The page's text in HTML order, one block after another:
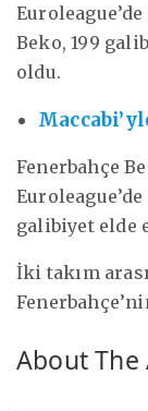
Beko, 199
oldu.
Fenerbahçe
galibiyet elde
İki takım
About